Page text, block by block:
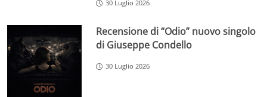
30 Luglio 2026
Recensione di “Odio” nuovo singolo
di Giuseppe Condello
30 Luglio 2026